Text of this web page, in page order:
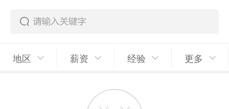
地区 薪资 经验 更多